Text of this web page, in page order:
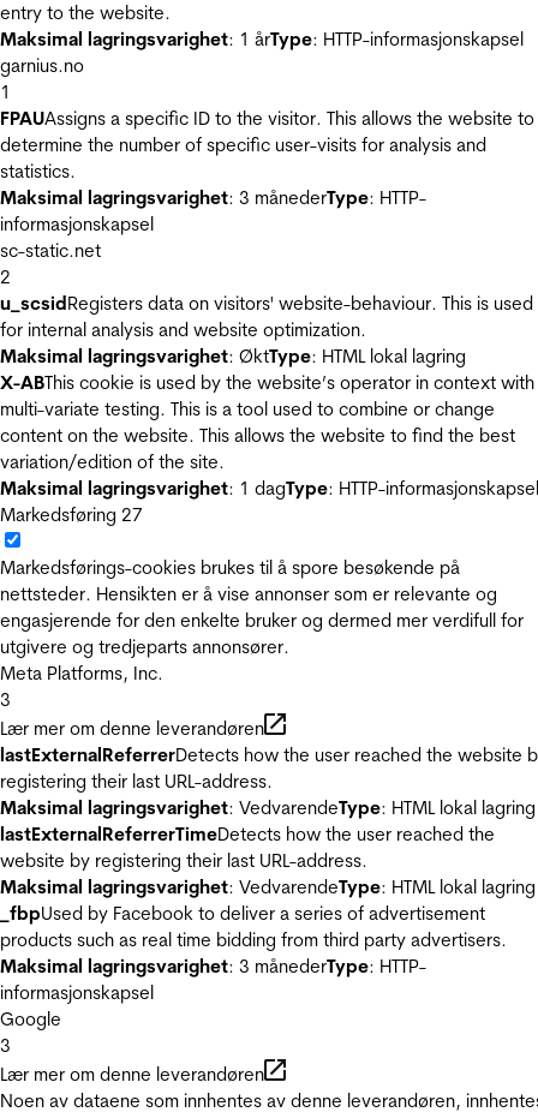
entry to the website.
Maksimal lagringsvarighet: 1 årType: HTTP-informasjonskapsel
garnius.no
1
FPAUAssigns a specific ID to the visitor. This allows the website to
determine the number of specific user-visits for analysis and
statistics.
Maksimal lagringsvarighet: 3 månederType: HTTP-
informasjonskapsel
sc-static.net
2
u_scsidRegisters data on visitors' website-behaviour. This is used
for internal analysis and website optimization.
Maksimal lagringsvarighet: ØktType: HTML lokal lagring
X-ABThis cookie is used by the website’s operator in context with
multi-variate testing. This is a tool used to combine or change
content on the website. This allows the website to find the best
variation/edition of the site.
Maksimal lagringsvarighet: 1 dagType: HTTP-informasjonskapsel
Markedsføring 27
Markedsførings-cookies brukes til å spore besøkende på
nettsteder. Hensikten er å vise annonser som er relevante og
engasjerende for den enkelte bruker og dermed mer verdifull for
utgivere og tredjeparts annonsører.
Meta Platforms, Inc.
3
Lær mer om denne leverandøren
lastExternalReferrerDetects how the user reached the website
registering their last URL-address.
Maksimal lagringsvarighet: VedvarendeType: HTML lokal lagring
lastExternalReferrerTimeDetects how the user reached the
website by registering their last URL-address.
Maksimal lagringsvarighet: VedvarendeType: HTML lokal lagring
_fbpUsed by Facebook to deliver a series of advertisement
products such as real time bidding from third party advertisers.
Maksimal lagringsvarighet: 3 månederType: HTTP-
informasjonskapsel
Google
3
Lær mer om denne leverandøren
Noen av dataene som innhentes av denne leverandøren,